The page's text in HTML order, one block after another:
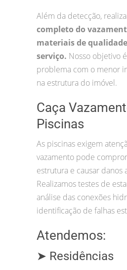
Além da detecção,
completo do
materiais de
serviço. Nosso objetivo
problema com o menor
na estrutura do imóvel.
Caça
Piscinas
As piscinas exigem
vazamento pode
estrutura e causar danos
Realizamos testes de
análise das conexões
identificação de falhas
Atendemos:
➤ Residências